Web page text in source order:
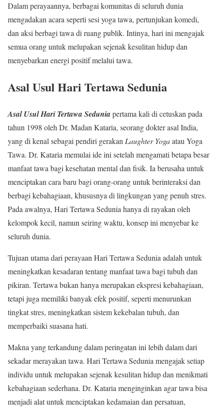
Dalam perayaannya, berbagai komunitas di seluruh dunia
mengadakan acara seperti sesi yoga tawa, pertunjukan komedi,
dan aksi berbagi tawa di ruang publik. Intinya, hari ini mengajak
semua orang untuk melupakan sejenak kesulitan hidup dan
menyebarkan energi positif melalui tawa.
Asal Usul Hari Tertawa Sedunia
Asal Usul Hari Tertawa Seduniapertama kali di cetuskan pada
tahun 1998 oleh Dr. Madan Kataria, seorang dokter asal India,
yang di kenal sebagai pendiri gerakanLaughter Yogaatau Yoga
Tawa. Dr. Kataria memulai ide ini setelah mengamati betapa besar
manfaat tawa bagi kesehatan mental dan fisik. Ia berusaha untuk
menciptakan cara baru bagi orang-orang untuk berinteraksi dan
berbagi kebahagiaan, khususnya di lingkungan yang penuh stres.
Pada awalnya, Hari Tertawa Sedunia hanya di rayakan oleh
kelompok kecil, namun seiring waktu, konsep ini menyebar ke
seluruh dunia.
Tujuan utama dari perayaan Hari Tertawa Sedunia adalah untuk
meningkatkan kesadaran tentang manfaat tawa bagi tubuh dan
pikiran. Tertawa bukan hanya merupakan ekspresi kebahagiaan,
tetapi juga memiliki banyak efek positif, seperti menurunkan
tingkat stres, meningkatkan sistem kekebalan tubuh, dan
memperbaiki suasana hati.
Makna yang terkandung dalam peringatan ini lebih dalam dari
sekadar merayakan tawa. Hari Tertawa Sedunia mengajak setiap
individu untuk melupakan sejenak kesulitan hidup dan menikmati
kebahagiaan sederhana. Dr. Kataria menginginkan agar tawa bisa
menjadi alat untuk menciptakan kedamaian dan persatuan,